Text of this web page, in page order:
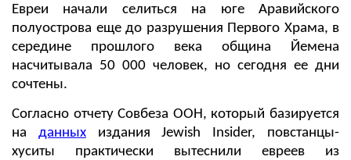
Евреи начали селиться на юге Аравийского
полуострова еще до разрушения Первого Храма, в
середине прошлого века община Йемена
насчитывала 50 000 человек, но сегодня ее дни
сочтены.
Согласно отчету Совбеза ООН, который базируется
на данныхиздания Jewish Insider, повстанцы-
хуситы практически вытеснили евреев из